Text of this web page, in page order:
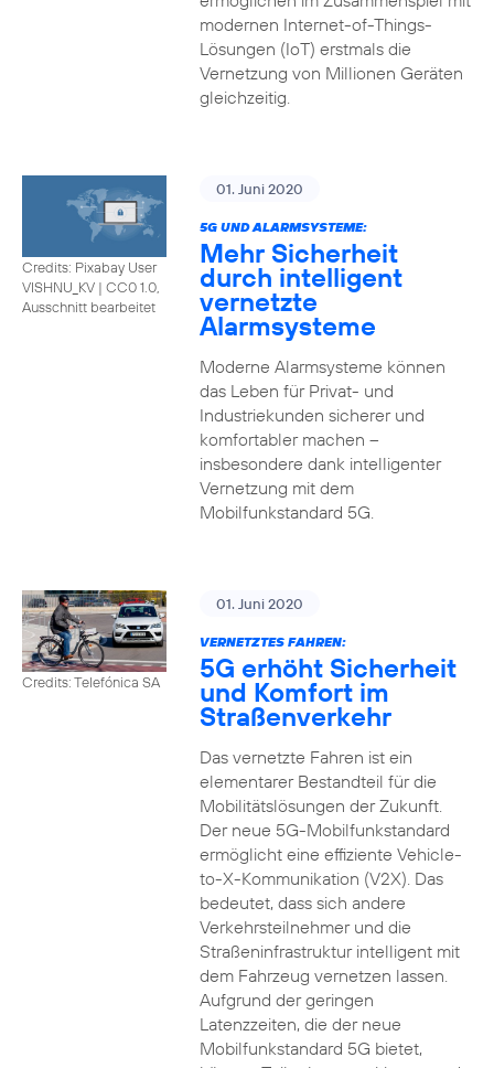
modernen Internet-of-Things-
Lösungen (IoT) erstmals die
Vernetzung von Millionen Geräten
gleichzeitig.
Credits: Pixabay User
VISHNU_KV | CC0 1.0,
Ausschnitt bearbeitet
01. Juni 2020
5G UND ALARMSYSTEME:
Mehr Sicherheit
durch intelligent
vernetzte
Alarmsysteme
Moderne Alarmsysteme können
das Leben für Privat- und
Industriekunden sicherer und
komfortabler machen –
insbesondere dank intelligenter
Vernetzung mit dem
Mobilfunkstandard 5G.
Credits: Telefónica SA
01. Juni 2020
VERNETZTES FAHREN:
5G erhöht Sicherheit
und Komfort im
Straßenverkehr
Das vernetzte Fahren ist ein
elementarer Bestandteil für die
Mobilitätslösungen der Zukunft.
Der neue 5G-Mobilfunkstandard
ermöglicht eine effiziente Vehicle-
to-X-Kommunikation (V2X). Das
bedeutet, dass sich andere
Verkehrsteilnehmer und die
Straßeninfrastruktur intelligent mit
dem Fahrzeug vernetzen lassen.
Aufgrund der geringen
Latenzzeiten, die der neue
Mobilfunkstandard 5G bietet,